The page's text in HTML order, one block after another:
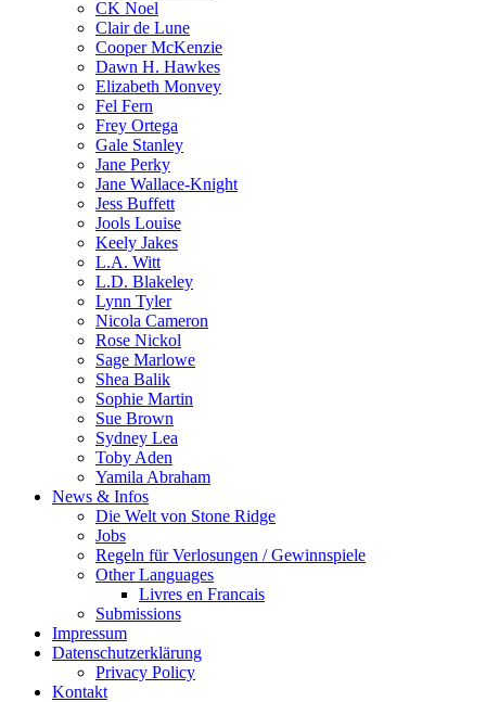
CK Noel
Clair de Lune
Cooper McKenzie
Dawn H. Hawkes
Elizabeth Monvey
Fel Fern
Frey Ortega
Gale Stanley
Jane Perky
Jane Wallace-Knight
Jess Buffett
Jools Louise
Keely Jakes
L.A. Witt
L.D. Blakeley
Lynn Tyler
Nicola Cameron
Rose Nickol
Sage Marlowe
Shea Balik
Sophie Martin
Sue Brown
Sydney Lea
Toby Aden
Yamila Abraham
News & Infos
Die Welt von Stone Ridge
Jobs
Regeln für Verlosungen / Gewinnspiele
Other Languages
Livres en Francais
Submissions
Impressum
Datenschutzerklärung
Privacy Policy
Kontakt